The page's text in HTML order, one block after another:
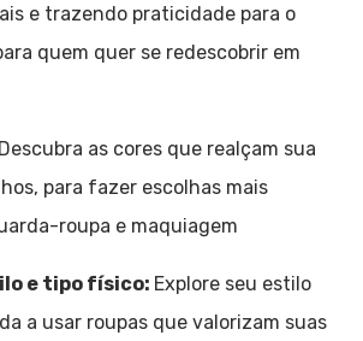
e trazendo praticidade para o
quem quer se redescobrir em
Descubra as cores que realçam sua
para fazer escolhas mais
roupa e maquiagem
e tipo físico: Explore seu estilo
a usar roupas que valorizam suas